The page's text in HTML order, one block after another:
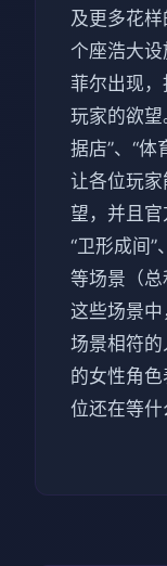
及更多花
个座浩大
菲尔出现
玩家的欲望
据店”、“体
让各位玩
望，并且官
“卫形成间”
等场景（
这些场景
场景相符
的女性角
位还在等什